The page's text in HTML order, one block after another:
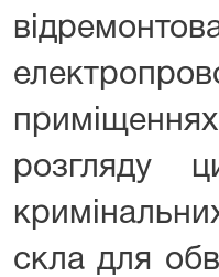
розгляду
скла для